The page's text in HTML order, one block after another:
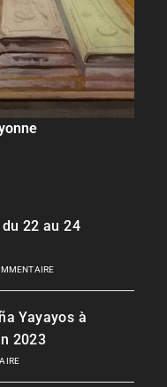
22 au 24
Yayayos à
2023